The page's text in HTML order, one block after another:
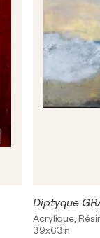
Diptyque
Acrylique,
39x63in